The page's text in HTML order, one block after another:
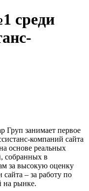
среди
Груп занимает первое
компаний сайта
основе реальных
собранных в
за высокую оценку
– за работу по
на рынке.